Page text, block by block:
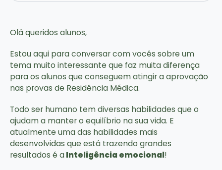
Olá queridos alunos,
Estou aqui para conversar com vocês sobre um
tema muito interessante que faz muita diferença
para os alunos que conseguem atingir a aprovação
nas provas de Residência Médica.
Todo ser humano tem diversas habilidades que o
ajudam a manter o equilíbrio na sua vida. E
atualmente uma das habilidades mais
desenvolvidas que está trazendo grandes
resultados é aInteligência emocional!